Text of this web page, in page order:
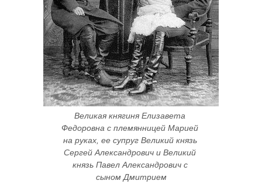
Великая княгиня Елизавета
Федоровна с племянницей Марией
на руках, ее супруг Великий князь
Сергей Александрович и Великий
князь Павел Александрович с
сыном Дмитрием